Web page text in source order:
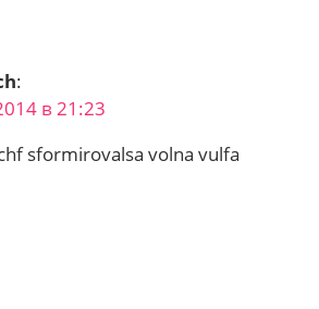
:
в 21:23
sformirovalsa volna vulfa